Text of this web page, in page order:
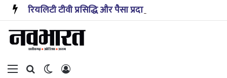
Menu Search forSwitch skin